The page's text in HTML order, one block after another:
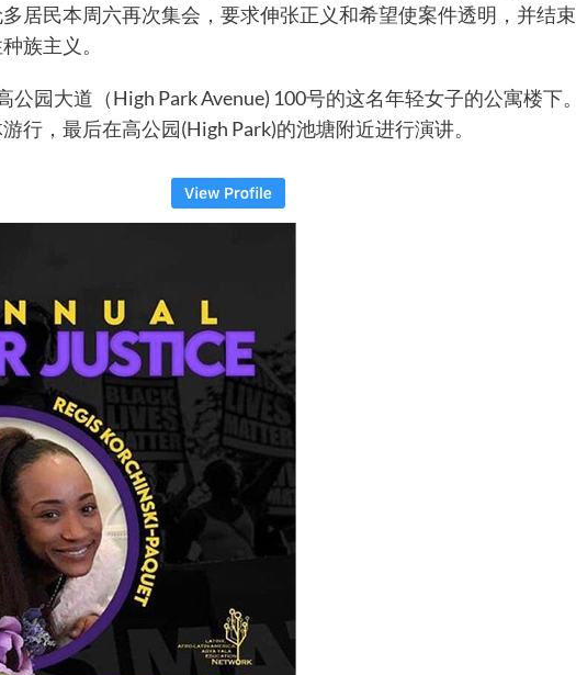
居民本周六再次集会，要求伸张正义和希望使案件透明，并结束
族主义。
园大道（High Park Avenue) 100号的这名年轻女子的公寓楼下。
行，最后在高公园(High Park)的池塘附近进行演讲。